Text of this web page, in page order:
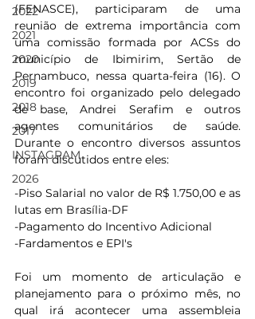
2022
2021
2020
2019
2018
2017
INSTAGRAM
2026
(FENASCE), participaram de uma
reunião de extrema importância com
uma comissão formada por ACSs do
município de Ibimirim, Sertão de
Pernambuco, nessa quarta-feira (16). O
encontro foi organizado pelo delegado
de base, Andrei Serafim e outros
agentes comunitários de saúde.
Durante o encontro diversos assuntos
foram discutidos entre eles:
-Piso Salarial no valor de R$ 1.750,00 e as
lutas em Brasília-DF
-Pagamento do Incentivo Adicional
-Fardamentos e EPI's
Foi um momento de articulação e
planejamento para o próximo mês, no
qual irá acontecer uma assembleia